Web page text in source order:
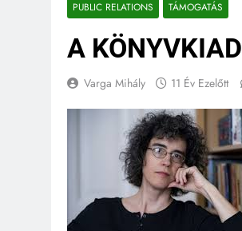
PUBLIC RELATIONS TÁMOGATÁS
A
Varga Mihály 11 Év Ezelőtt